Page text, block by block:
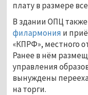
плату в размере
В здании ОПЦ
филармония и
«КПРФ», местного
Ранее в нём
управления
вынуждены
на торги.